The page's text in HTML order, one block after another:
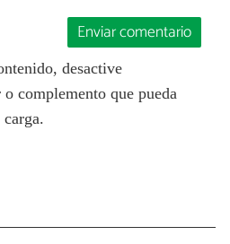
Enviar comentario
desactive
complemento que pueda